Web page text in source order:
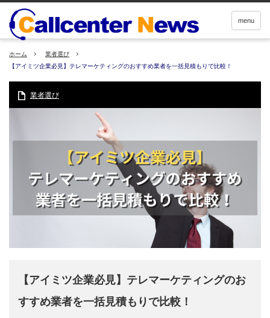
menu
ホーム
業者選び
【アイミツ企業必見】テレマーケティングのおすすめ業者を一括見積もりで比較！
業者選び
【アイミツ企業必見】テレマーケティングのお
すすめ業者を一括見積もりで比較！